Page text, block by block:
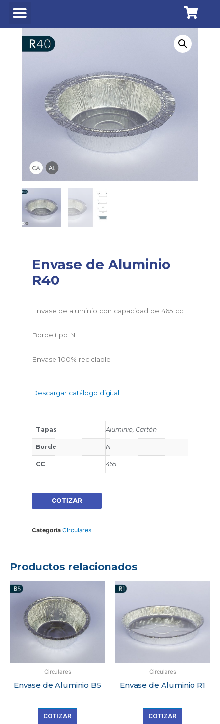
Envase de Aluminio
R40
Envase de aluminio con capacidad de 465 cc.
Borde tipo N
Envase 100% reciclable
Descargar catálogo digital
Tapas Aluminio, Cartón
Borde N
CC 465
COTIZAR
Categoría Circulares
Productos relacionados
Circulares
Envase de Aluminio B5
COTIZAR
Circulares
Envase de Aluminio R1
COTIZAR